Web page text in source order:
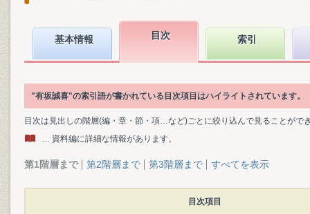
基本情報 目次 索引
"有坂誠喜"の索引語が書かれている目次項目はハイライトされています。
目次は見出しの階層(編・章・節・項…など)ごとに絞り込んで見ることがで
… 資料編に詳細な情報があります。
第1階層まで 第2階層まで 第3階層まで すべてを表示
目次項目